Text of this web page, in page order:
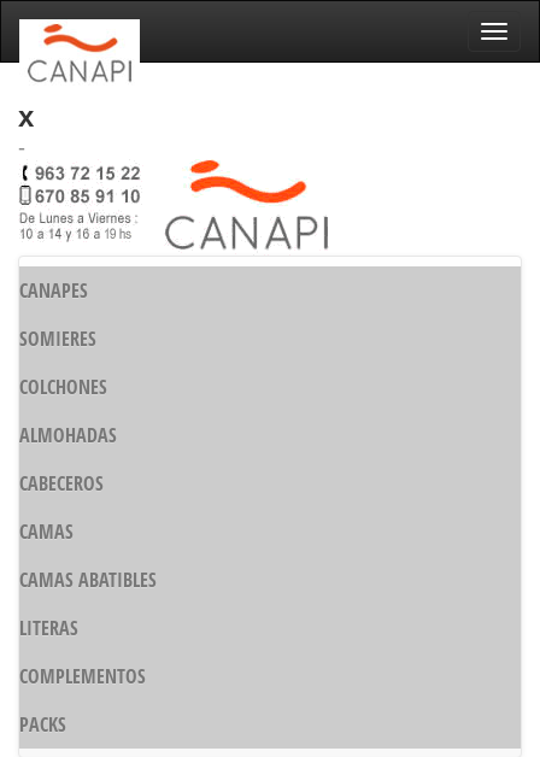
x
-
CANAPES
SOMIERES
COLCHONES
ALMOHADAS
CABECEROS
CAMAS
CAMAS ABATIBLES
LITERAS
COMPLEMENTOS
PACKS